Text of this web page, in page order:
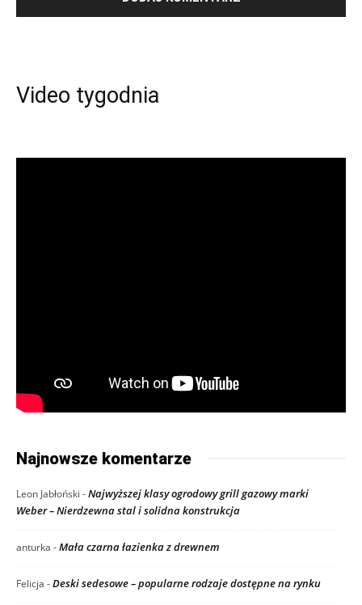
Video tygodnia
Najnowsze komentarze
Leon Jabłoński -Najwyższej klasy ogrodowy grill gazowy marki
Weber – Nierdzewna stal i solidna konstrukcja
anturka -Mała czarna łazienka z drewnem
Felicja -Deski sedesowe – popularne rodzaje dostępne na rynku